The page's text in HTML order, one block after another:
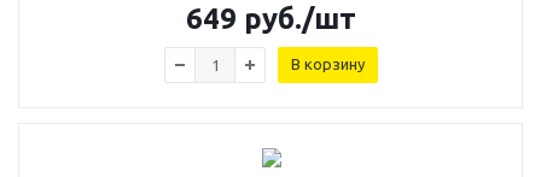
649 руб./шт
В корзину